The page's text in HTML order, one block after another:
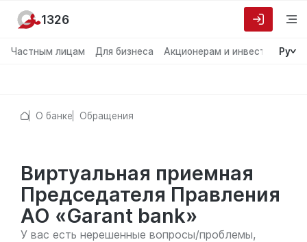
Частным лицам Для бизнеса Акционерам и инвесторам
Ру
1326
О банке Обращения
Виртуальная приемная
Председателя Правления
АО «Garant bank»
У вас есть нерешенные вопросы/проблемы,